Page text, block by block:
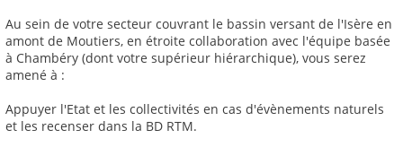
Au sein de votre secteur couvrant le bassin versant de l'Isère en
amont de Moutiers, en étroite collaboration avec l'équipe basée
à Chambéry (dont votre supérieur hiérarchique), vous serez
amené à :
Appuyer l'Etat et les collectivités en cas d'évènements naturels
et les recenser dans la BD RTM.